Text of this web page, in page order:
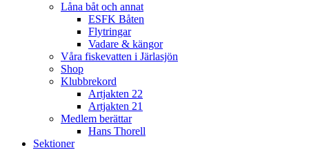
Låna båt och annat
ESFK Båten
Flytringar
Vadare & kängor
Våra fiskevatten i Järlasjön
Shop
Klubbrekord
Artjakten 22
Artjakten 21
Medlem berättar
Hans Thorell
Sektioner